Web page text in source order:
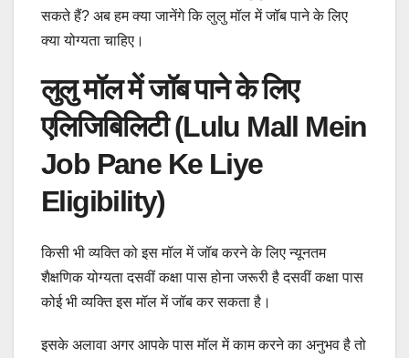
सकते हैं? अब हम क्या जानेंगे कि लुलु मॉल में जॉब पाने के लिए
क्या योग्यता चाहिए।
लुलु मॉल में जॉब पाने के लिए
एलिजिबिलिटी (Lulu Mall Mein
Job Pane Ke Liye
Eligibility)
किसी भी व्यक्ति को इस मॉल में जॉब करने के लिए न्यूनतम
शैक्षणिक योग्यता दसवीं कक्षा पास होना जरूरी है दसवीं कक्षा पास
कोई भी व्यक्ति इस मॉल में जॉब कर सकता है।
इसके अलावा अगर आपके पास मॉल में काम करने का अनुभव है तो